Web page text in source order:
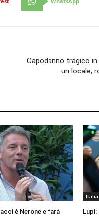
Capodanno tragico
un locale,
è Nerone e farà
Italia
Lupi: